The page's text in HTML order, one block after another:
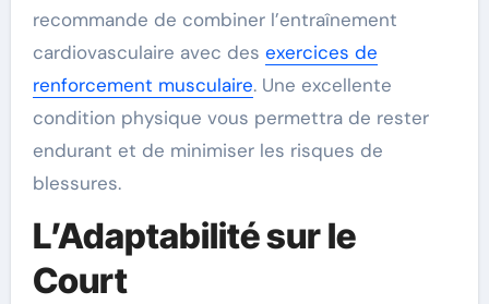
recommande de combiner l’entraînement
cardiovasculaire avec des exercices de
renforcement musculaire. Une excellente
condition physique vous permettra de rester
endurant et de minimiser les risques de
blessures.
L’Adaptabilité sur le
Court